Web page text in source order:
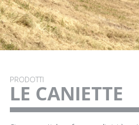
PRODOTTI
LE CANIETTE